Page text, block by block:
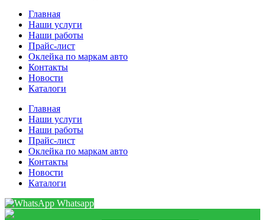
Главная
Наши услуги
Наши работы
Прайс-лист
Оклейка по маркам авто
Контакты
Новости
Каталоги
Главная
Наши услуги
Наши работы
Прайс-лист
Оклейка по маркам авто
Контакты
Новости
Каталоги
Whatsapp